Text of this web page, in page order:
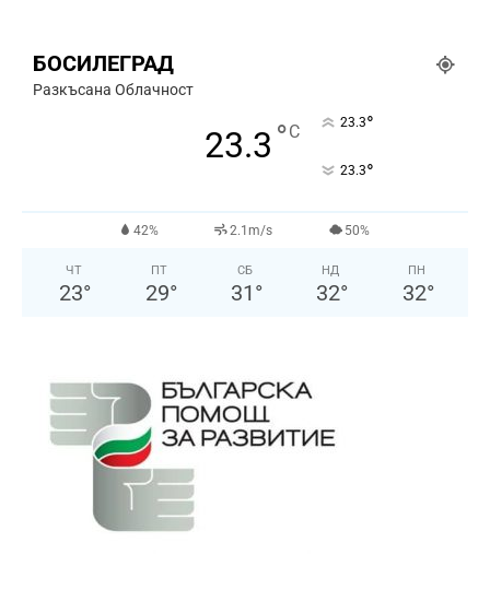
БОСИЛЕГРАД
Разкъсана Облачност
23.3 °C 23.3°
23.3°
42% 2.1m/s 50%
ЧТ
23°
ПТ
29°
СБ
31 °
НД
32°
ПН
32°